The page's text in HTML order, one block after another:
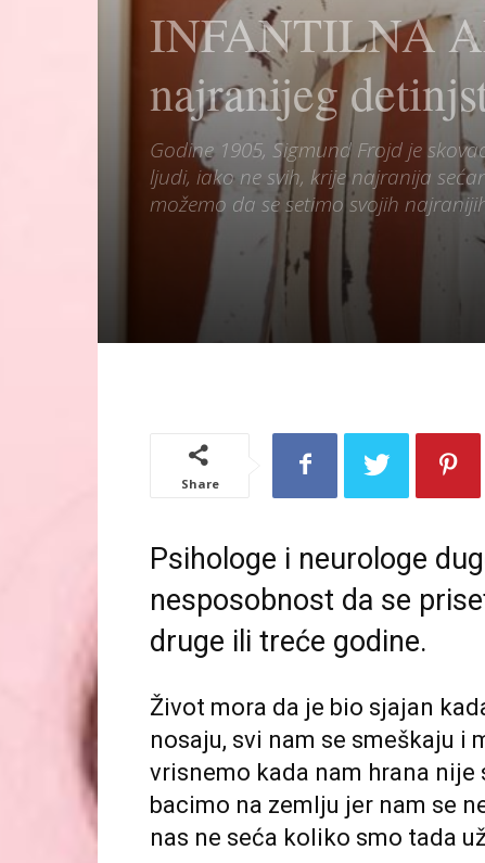
INFANTILNA
najranijeg
Godine 1905, Sigmund Frojd je
ljudi, iako ne svih, krije najranija
možemo da se setimo svojih
Share
Psihologe i neurologe
nesposobnost da se
druge ili treće godine.
Život mora da je bio sjajan
nosaju, svi nam se smeškaju i
vrisnemo kada nam hrana
bacimo na zemlju jer nam se
nas ne seća koliko smo tada